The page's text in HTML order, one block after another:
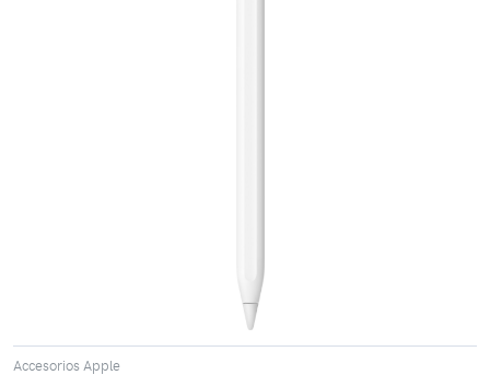
Accesorios Apple